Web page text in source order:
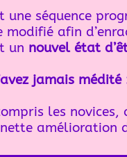
une séquence
afin
un nouvel état
jamais médité
les